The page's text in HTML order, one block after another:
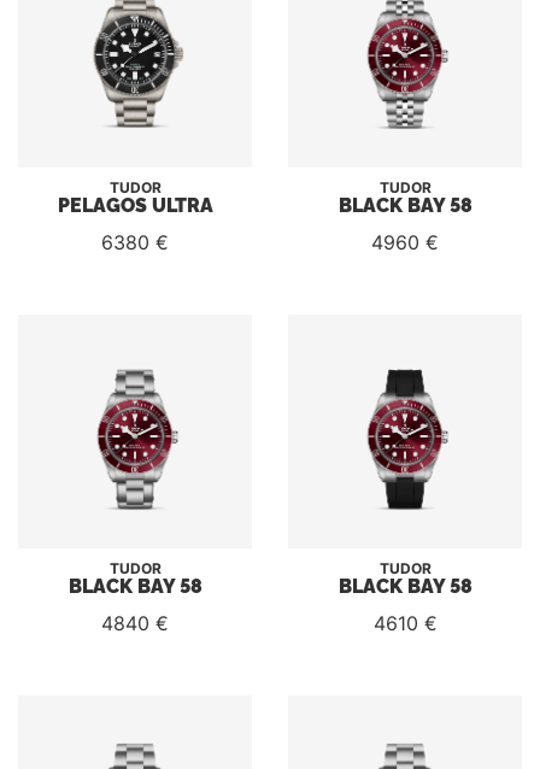
TUDOR
PELAGOS ULTRA
6380 €
TUDOR
BLACK BAY 58
4960 €
TUDOR
BLACK BAY 58
4840 €
TUDOR
BLACK BAY 58
4610 €